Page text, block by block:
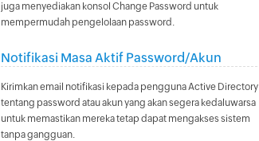
juga menyediakan konsol Change Password untuk
mempermudah pengelolaan password.
Notifikasi Masa Aktif Password/Akun
Kirimkan email notifikasi kepada pengguna Active Directory
tentang password atau akun yang akan segera kedaluwarsa
untuk memastikan mereka tetap dapat mengakses sistem
tanpa gangguan.